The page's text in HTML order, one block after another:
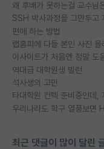
편애 하는 방법
랩홈피에 다들 본인 사진 올
이사이트가 처음엔 정말 도
역대급 대학원생 빌런
석사생의 고민
최근 댓글이 많이 달린